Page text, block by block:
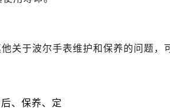
关于波尔手表维护和保养的问题，